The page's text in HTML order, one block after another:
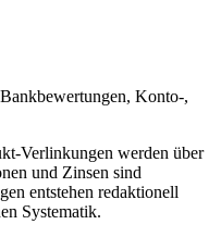
Konto-,
Verlinkungen werden über
und Zinsen sind
entstehen redaktionell
Systematik.